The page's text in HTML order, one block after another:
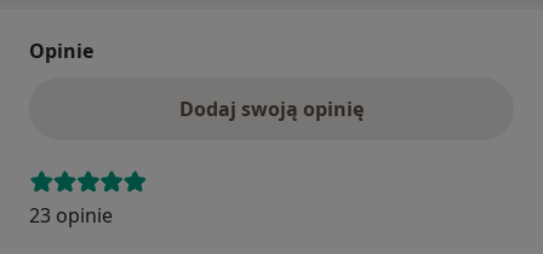
Opinie
Dodaj swoją opinię
23 opinie